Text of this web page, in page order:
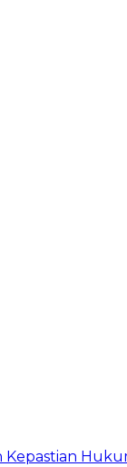
Kepastian